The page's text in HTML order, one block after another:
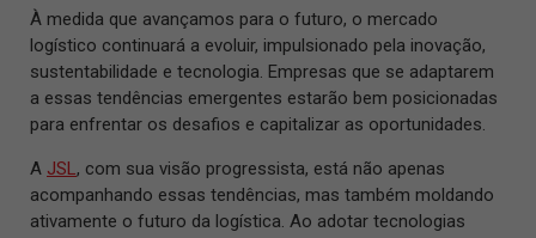
À medida que avançamos para o futuro, o mercado
logístico continuará a evoluir, impulsionado pela inovação,
sustentabilidade e tecnologia. Empresas que se adaptarem
a essas tendências emergentes estarão bem posicionadas
para enfrentar os desafios e capitalizar as oportunidades.
A JSL, com sua visão progressista, está não apenas
acompanhando essas tendências, mas também moldando
ativamente o futuro da logística. Ao adotar tecnologias